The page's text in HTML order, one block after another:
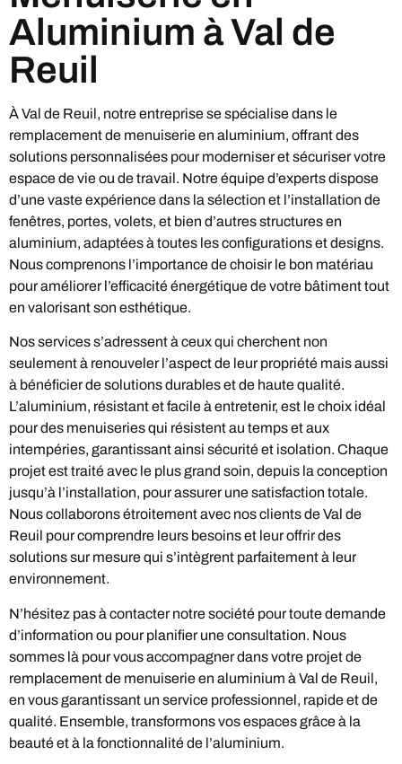
Aluminium à Val de
Reuil
À Val de Reuil, notre entreprise se spécialise dans le
remplacement de menuiserie en aluminium, offrant des
solutions personnalisées pour moderniser et sécuriser votre
espace de vie ou de travail. Notre équipe d’experts dispose
d’une vaste expérience dans la sélection et l’installation de
fenêtres, portes, volets, et bien d’autres structures en
aluminium, adaptées à toutes les configurations et designs.
Nous comprenons l’importance de choisir le bon matériau
pour améliorer l’efficacité énergétique de votre bâtiment tout
en valorisant son esthétique.
Nos services s’adressent à ceux qui cherchent non
seulement à renouveler l’aspect de leur propriété mais aussi
à bénéficier de solutions durables et de haute qualité.
L’aluminium, résistant et facile à entretenir, est le choix idéal
pour des menuiseries qui résistent au temps et aux
intempéries, garantissant ainsi sécurité et isolation. Chaque
projet est traité avec le plus grand soin, depuis la conception
jusqu’à l’installation, pour assurer une satisfaction totale.
Nous collaborons étroitement avec nos clients de Val de
Reuil pour comprendre leurs besoins et leur offrir des
solutions sur mesure qui s’intègrent parfaitement à leur
environnement.
N’hésitez pas à contacter notre société pour toute demande
d’information ou pour planifier une consultation. Nous
sommes là pour vous accompagner dans votre projet de
remplacement de menuiserie en aluminium à Val de Reuil,
en vous garantissant un service professionnel, rapide et de
qualité. Ensemble, transformons vos espaces grâce à la
beauté et à la fonctionnalité de l’aluminium.